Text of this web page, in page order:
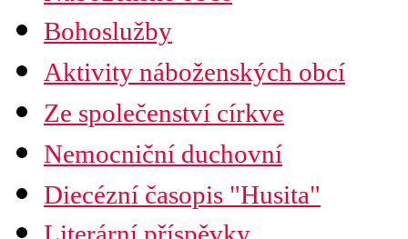
Mapa diecéze
Bohoslužby
Aktivity náboženských obcí
Ze společenství církve
Nemocniční duchovní
Diecézní časopis "Husita"
Předplatné